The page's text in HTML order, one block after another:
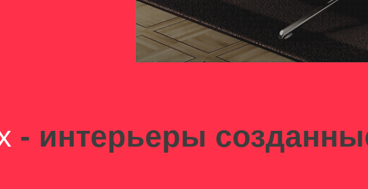
- интерьеры